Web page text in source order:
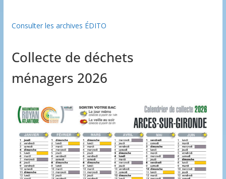
Consulter les archives ÉDITO
Collecte de déchets
ménagers 2026